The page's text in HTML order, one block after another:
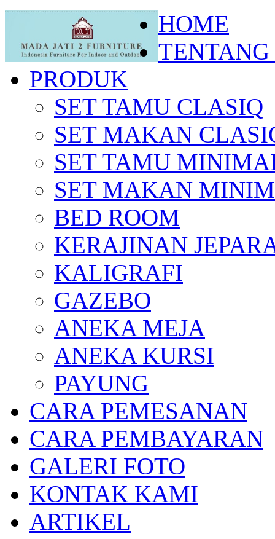
HOME
PRODUK
SET TAMU CLASIQ
SET MAKAN
SET TAMU
SET MAKAN
BED ROOM
KERAJINAN
KALIGRAFI
GAZEBO
ANEKA MEJA
ANEKA KURSI
PAYUNG
CARA PEMESANAN
CARA PEMBAYARAN
GALERI FOTO
KONTAK KAMI
ARTIKEL